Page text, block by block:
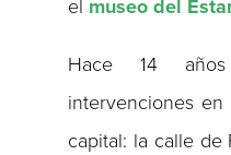
el museo del
Hace 14 años
intervenciones
capital: la calle de